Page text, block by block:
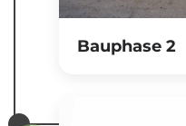
Bauphase 2